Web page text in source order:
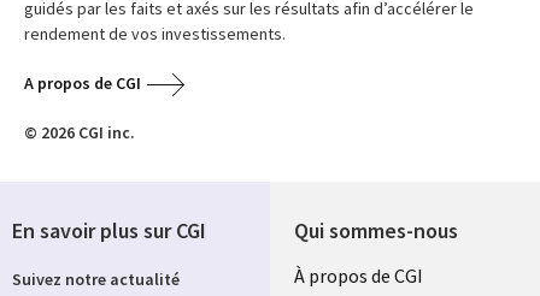
guidés par les faits et axés sur les résultats afin d’accélérer le
rendement de vos investissements.
A propos de CGI
© 2026 CGI inc.
Qui sommes-nous
Useful
À propos de CGI
En savoir plus sur CGI
Suivez notre actualité